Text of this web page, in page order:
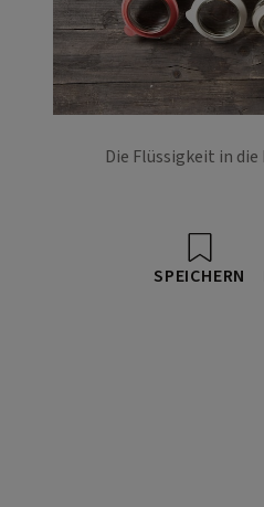
Die Flüssigkeit in
SPEICHERN